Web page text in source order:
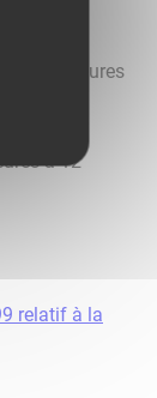
de 15 heures
à 12
relatif à la